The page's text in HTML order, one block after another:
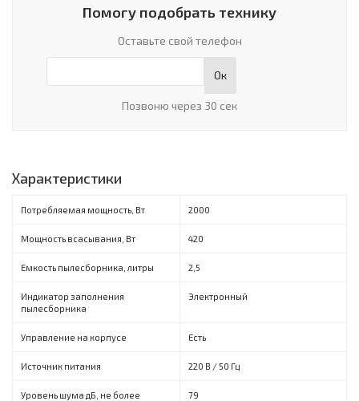
Помогу подобрать технику
Оставьте свой телефон
Ок
Позвоню через 30 сек
Характеристики
Потребляемая мощность, Вт 2000
Мощность всасывания, Вт 420
Емкость пылесборника, литры 2,5
Индикатор заполнения
пылесборника
Электронный
Управление на корпусе Есть
Источник питания 220 B / 50 Гц
Уровень шума дБ, не более 79